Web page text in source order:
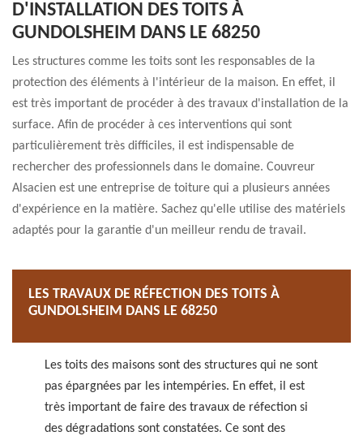
D'INSTALLATION DES TOITS À
GUNDOLSHEIM DANS LE 68250
Les structures comme les toits sont les responsables de la
protection des éléments à l'intérieur de la maison. En effet, il
est très important de procéder à des travaux d'installation de la
surface. Afin de procéder à ces interventions qui sont
particulièrement très difficiles, il est indispensable de
rechercher des professionnels dans le domaine. Couvreur
Alsacien est une entreprise de toiture qui a plusieurs années
d'expérience en la matière. Sachez qu'elle utilise des matériels
adaptés pour la garantie d'un meilleur rendu de travail.
LES TRAVAUX DE RÉFECTION DES TOITS À
GUNDOLSHEIM DANS LE 68250
Les toits des maisons sont des structures qui ne sont
pas épargnées par les intempéries. En effet, il est
très important de faire des travaux de réfection si
des dégradations sont constatées. Ce sont des